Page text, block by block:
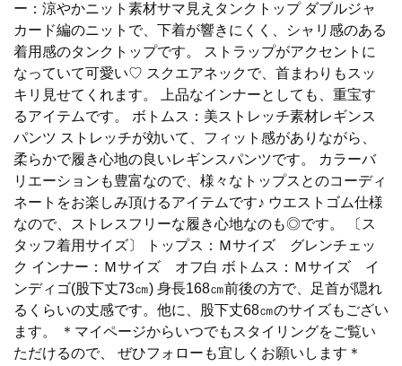
ー：涼やかニット素材サマ見えタンクトップ ダブルジャ
カード編のニットで、下着が響きにくく、シャリ感のある
着用感のタンクトップです。 ストラップがアクセントに
なっていて可愛い♡ スクエアネックで、首まわりもスッ
キリ見せてくれます。 上品なインナーとしても、重宝す
るアイテムです。 ボトムス：美ストレッチ素材レギンス
パンツ ストレッチが効いて、フィット感がありながら、
柔らかで履き心地の良いレギンスパンツです。 カラーバ
リエーションも豊富なので、様々なトップスとのコーディ
ネートをお楽しみ頂けるアイテムです♪ ウエストゴム仕様
なので、ストレスフリーな履き心地なのも◎です。 〔ス
タッフ着用サイズ〕 トップス：Ｍサイズ グレンチェッ
ク インナー：Ｍサイズ オフ白 ボトムス：Ｍサイズ イ
ンディゴ(股下丈73㎝) 身長168㎝前後の方で、足首が隠れ
るくらいの丈感です。他に、股下丈68㎝のサイズもござい
ます。 ＊マイページからいつでもスタイリングをご覧い
ただけるので、 ぜひフォローも宜しくお願いします＊